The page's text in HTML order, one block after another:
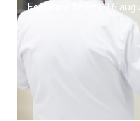
Ecaterina Arvintii 6